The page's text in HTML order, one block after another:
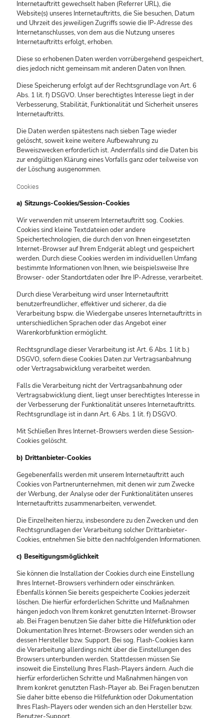
Internetauftritt gewechselt haben (Referrer URL), die
Website(s) unseres Internetauftritts, die Sie besuchen, Datum
und Uhrzeit des jeweiligen Zugriffs sowie die IP-Adresse des
Internetanschlusses, von dem aus die Nutzung unseres
Internetauftritts erfolgt, erhoben.
Diese so erhobenen Daten werden vorrübergehend gespeichert,
dies jedoch nicht gemeinsam mit anderen Daten von Ihnen.
Diese Speicherung erfolgt auf der Rechtsgrundlage von Art. 6
Abs. 1 lit. f) DSGVO. Unser berechtigtes Interesse liegt in der
Verbesserung, Stabilität, Funktionalität und Sicherheit unseres
Internetauftritts.
Die Daten werden spätestens nach sieben Tage wieder
gelöscht, soweit keine weitere Aufbewahrung zu
Beweiszwecken erforderlich ist. Andernfalls sind die Daten bis
zur endgültigen Klärung eines Vorfalls ganz oder teilweise von
der Löschung ausgenommen.
Cookies
a) Sitzungs-Cookies/Session-Cookies
Wir verwenden mit unserem Internetauftritt sog. Cookies.
Cookies sind kleine Textdateien oder andere
Speichertechnologien, die durch den von Ihnen eingesetzten
Internet-Browser auf Ihrem Endgerät ablegt und gespeichert
werden. Durch diese Cookies werden im individuellen Umfang
bestimmte Informationen von Ihnen, wie beispielsweise Ihre
Browser- oder Standortdaten oder Ihre IP-Adresse, verarbeitet.
Durch diese Verarbeitung wird unser Internetauftritt
benutzerfreundlicher, effektiver und sicherer, da die
Verarbeitung bspw. die Wiedergabe unseres Internetauftritts in
unterschiedlichen Sprachen oder das Angebot einer
Warenkorbfunktion ermöglicht.
Rechtsgrundlage dieser Verarbeitung ist Art. 6 Abs. 1 lit b.)
DSGVO, sofern diese Cookies Daten zur Vertragsanbahnung
oder Vertragsabwicklung verarbeitet werden.
Falls die Verarbeitung nicht der Vertragsanbahnung oder
Vertragsabwicklung dient, liegt unser berechtigtes Interesse in
der Verbesserung der Funktionalität unseres Internetauftritts.
Rechtsgrundlage ist in dann Art. 6 Abs. 1 lit. f) DSGVO.
Mit Schließen Ihres Internet-Browsers werden diese Session-
Cookies gelöscht.
b) Drittanbieter-Cookies
Gegebenenfalls werden mit unserem Internetauftritt auch
Cookies von Partnerunternehmen, mit denen wir zum Zwecke
der Werbung, der Analyse oder der Funktionalitäten unseres
Internetauftritts zusammenarbeiten, verwendet.
Die Einzelheiten hierzu, insbesondere zu den Zwecken und den
Rechtsgrundlagen der Verarbeitung solcher Drittanbieter-
Cookies, entnehmen Sie bitte den nachfolgenden Informationen.
c) Beseitigungsmöglichkeit
Sie können die Installation der Cookies durch eine Einstellung
Ihres Internet-Browsers verhindern oder einschränken.
Ebenfalls können Sie bereits gespeicherte Cookies jederzeit
löschen. Die hierfür erforderlichen Schritte und Maßnahmen
hängen jedoch von Ihrem konkret genutzten Internet-Browser
ab. Bei Fragen benutzen Sie daher bitte die Hilfefunktion oder
Dokumentation Ihres Internet-Browsers oder wenden sich an
dessen Hersteller bzw. Support. Bei sog. Flash-Cookies kann
die Verarbeitung allerdings nicht über die Einstellungen des
Browsers unterbunden werden. Stattdessen müssen Sie
insoweit die Einstellung Ihres Flash-Players ändern. Auch die
hierfür erforderlichen Schritte und Maßnahmen hängen von
Ihrem konkret genutzten Flash-Player ab. Bei Fragen benutzen
Sie daher bitte ebenso die Hilfefunktion oder Dokumentation
Ihres Flash-Players oder wenden sich an den Hersteller bzw.